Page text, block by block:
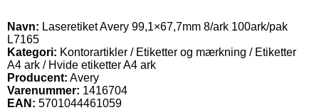
Navn: Laseretiket Avery 99,1×67,7mm 8/ark 100ark/pak
L7165
Kategori: Kontorartikler / Etiketter og mærkning / Etiketter
A4 ark / Hvide etiketter A4 ark
Producent: Avery
Varenummer: 1416704
EAN: 5701044461059